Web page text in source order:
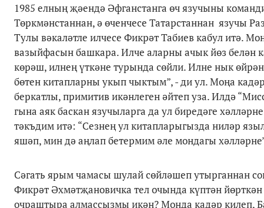
1985 елның җәендә Әфганстанга өч язучыны
Төркмәнстаннан, ә өченчесе Татарстаннан язучы
Тулы вәкаләтле илчесе Фикрәт Табиев кабул итә.
вазыйфасын башкара. Илче аларны ачык йөз белән
көрәш, илнең үткәне турында сөйли. Илне нык
бөтен китапларны укып чыктым”, - ди ул. Моңа
беркатлы, примитив икәнлеген әйтеп уза. Илдә
гына аяк баскан язучыларга да ул биредәге
тәкъдим итә: “Сезнең ул китапларыгызда ниләр
яшәп, мин дә аңлап бетермим әле мондагы
Сәгать ярым чамасы шулай сөйләшеп утырганнан
Фикрәт Әхмәтҗановичка тел очында күптән
очраштыра алмассызмы икән? Монда кадәр килеп,